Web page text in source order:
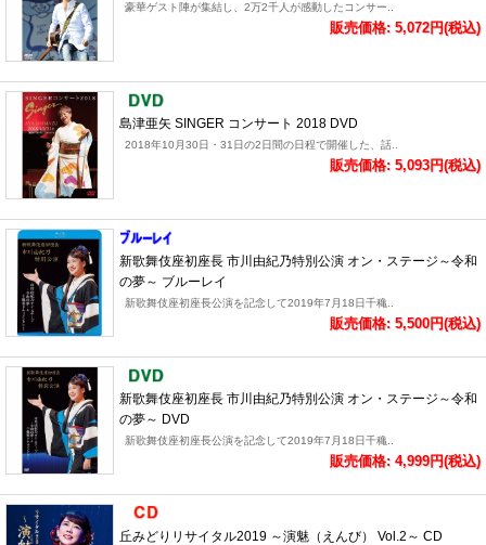
豪華ゲスト陣が集結し、2万2千人が感動したコンサー..
販売価格: 5,072円(税込)
島津亜矢 SINGER コンサート 2018 DVD
2018年10月30日・31日の2日間の日程で開催した、話..
販売価格: 5,093円(税込)
新歌舞伎座初座長 市川由紀乃特別公演 オン・ステージ～令和
の夢～ ブルーレイ
新歌舞伎座初座長公演を記念して2019年7月18日千穐..
販売価格: 5,500円(税込)
新歌舞伎座初座長 市川由紀乃特別公演 オン・ステージ～令和
の夢～ DVD
新歌舞伎座初座長公演を記念して2019年7月18日千穐..
販売価格: 4,999円(税込)
丘みどりリサイタル2019 ～演魅（えんび） Vol.2～ CD